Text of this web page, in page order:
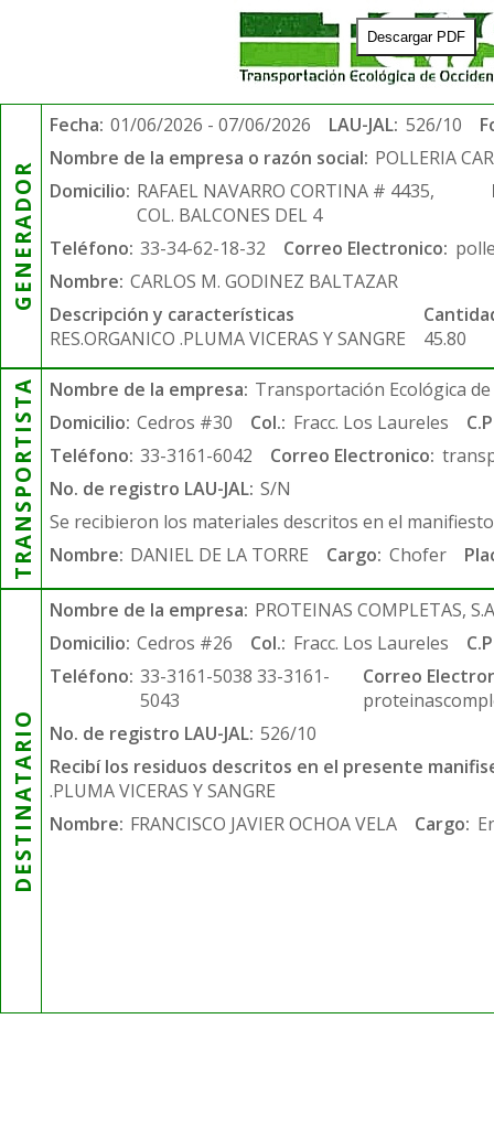
Descargar PDF
GENERADOR
Fecha: 01/06/2026 - 07/06/2026 LAU-JAL: 526/10
Nombre de la empresa o razón social: POLLERIA
Domicilio: RAFAEL NAVARRO CORTINA # 4435,
COL. BALCONES DEL 4
Teléfono: 33-34-62-18-32 Correo Electronico:
Nombre: CARLOS M. GODINEZ BALTAZAR
Descripción y características
RES.ORGANICO .PLUMA VICERAS Y SANGRE
45.80
TRANSPORTISTA Nombre de la empresa: Transportación Ecológica de
Domicilio: Cedros #30 Col.: Fracc. Los Laureles
Teléfono: 33-3161-6042 Correo Electronico:
No. de registro LAU-JAL: S/N
Se recibieron los materiales descritos en el
Nombre: DANIEL DE LA TORRE Cargo: Chofer
DESTINATARIO
Nombre de la empresa: PROTEINAS COMPLETAS,
Domicilio: Cedros #26 Col.: Fracc. Los Laureles
Teléfono: 33-3161-5038 33-3161-
5043
Correo
No. de registro LAU-JAL: 526/10
Recibí los residuos descritos en el presente
.PLUMA VICERAS Y SANGRE
Nombre: FRANCISCO JAVIER OCHOA VELA Cargo: